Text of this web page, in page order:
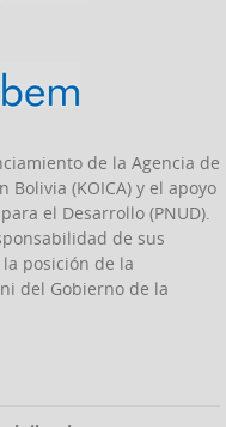
de la Agencia de
Bolivia (KOICA) y el apoyo
el Desarrollo (PNUD).
de sus
posición de la
del Gobierno de la